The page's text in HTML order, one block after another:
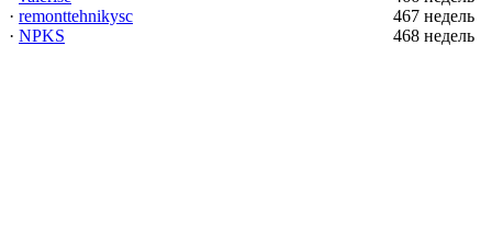
· remonttehnikysc
467 недель
· NPKS 468 недель